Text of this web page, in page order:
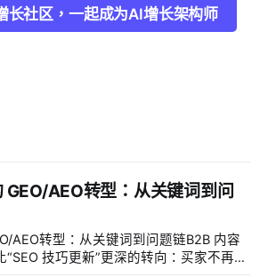
长社区，一起成为AI增长架构师
GEO/AEO转型：从关键词到问
AEO转型：从关键词到问题链B2B 内容
技巧更新”更深的转向：买家不再只